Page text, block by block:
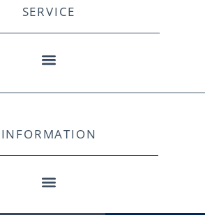
SERVICE
INFORMATION